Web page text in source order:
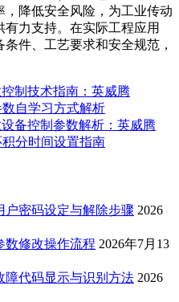
降低安全风险，为工业传动
力支持。在实际工程应用
件、工艺要求和安全规范，
制技术指南：英威腾
数自学习方式解析
备控制参数解析：英威腾
积分时间设置指南
户密码设定与解除步骤 2026
数修改操作流程 2026年7月13
障代码显示与识别方法 2026